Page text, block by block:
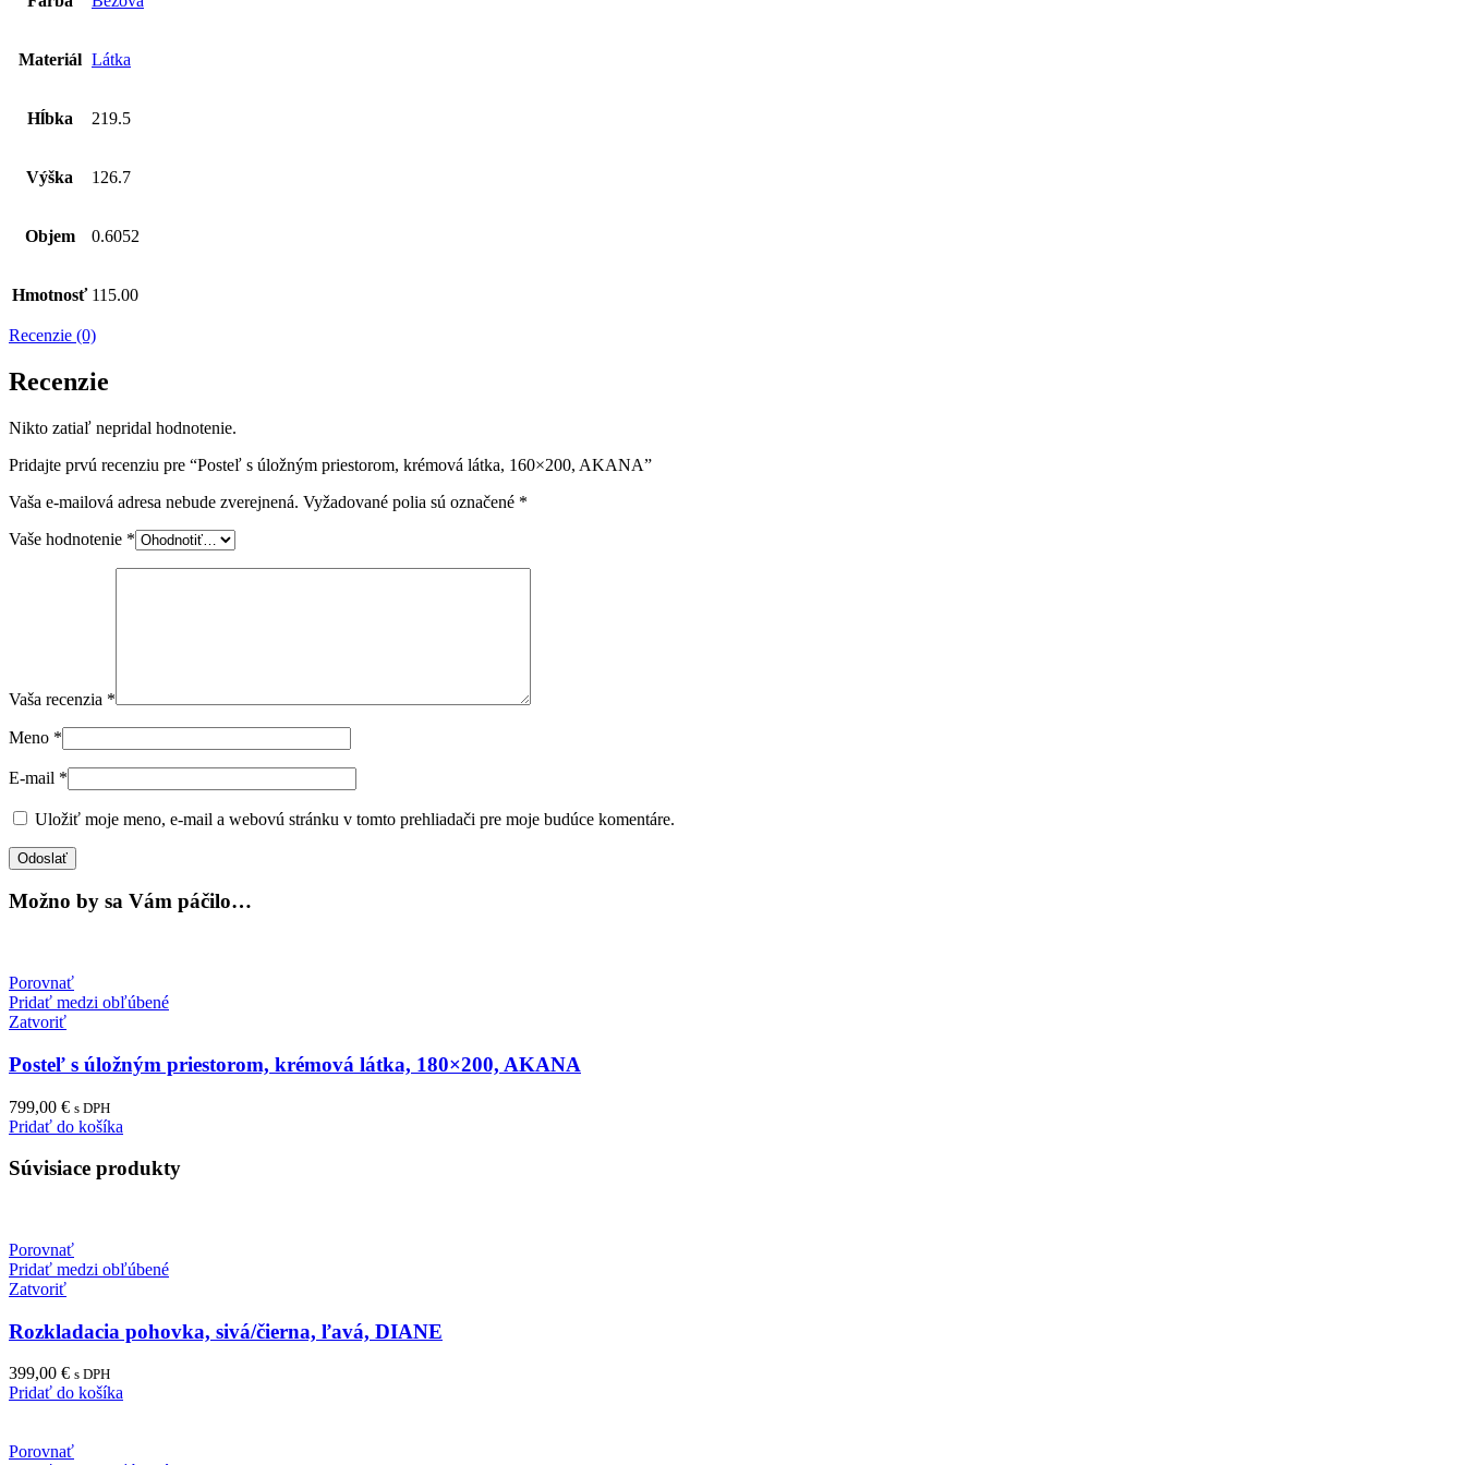
Materiál Látka
Hĺbka 219.5
Výška 126.7
Objem 0.6052
Hmotnosť 115.00
Recenzie (0)
Recenzie
Nikto zatiaľ nepridal hodnotenie.
Pridajte prvú recenziu pre “Posteľ s úložným priestorom, krémová látka, 160×200, AKANA”
Vaša e-mailová adresa nebude zverejnená. Vyžadované polia sú označené *
Vaše hodnotenie *
Vaša recenzia *
Meno *
E-mail *
Uložiť moje meno, e-mail a webovú stránku v tomto prehliadači pre moje budúce komentáre.
Možno by sa Vám páčilo…
Porovnať
Pridať medzi obľúbené
Zatvoriť
Posteľ s úložným priestorom, krémová látka, 180×200, AKANA
799,00 € s DPH
Pridať do košíka
Súvisiace produkty
Porovnať
Pridať medzi obľúbené
Zatvoriť
Rozkladacia pohovka, sivá/čierna, ľavá, DIANE
399,00 € s DPH
Pridať do košíka
Porovnať